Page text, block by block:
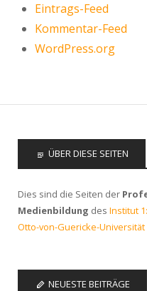
Eintrags-Feed
Kommentar-Feed
WordPress.org
ÜBER DIESE SEITEN
Dies sind die Seiten der
Medienbildung des Institut
Otto-von-Guericke-
NEUESTE BEITRÄGE